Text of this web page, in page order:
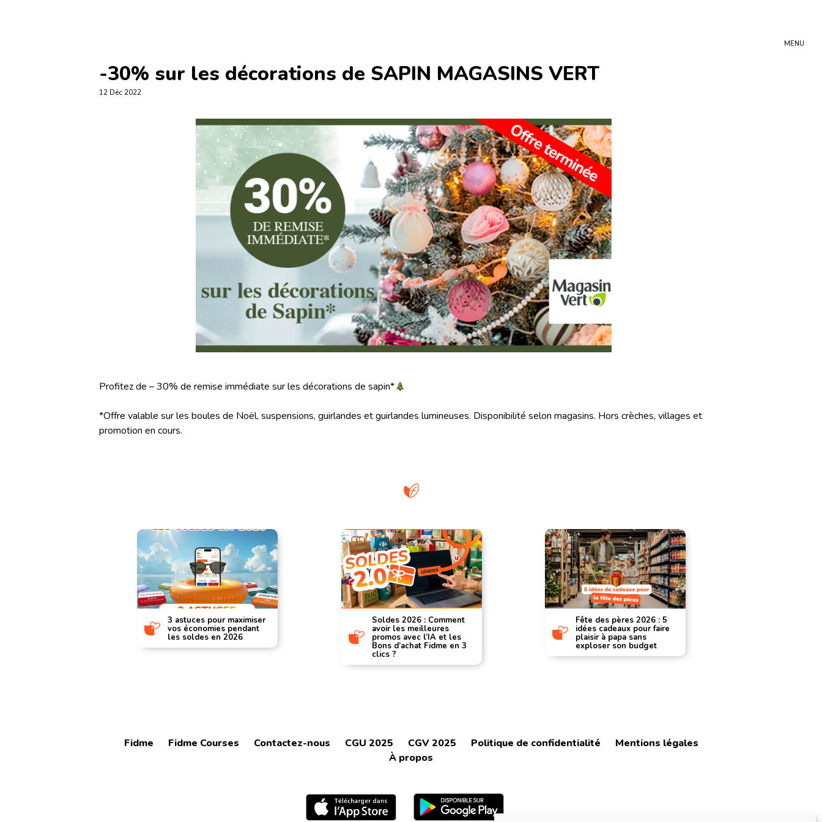
MENU
-30% sur les décorations de SAPIN MAGASINS VERT
12 Déc 2022
Profitez de – 30% de remise immédiate sur les décorations de sapin*
*Offre valable sur les boules de Noël, suspensions, guirlandes et guirlandes lumineuses. Disponibilité selon magasins. Hors crèches, villages et
promotion en cours.
3 astuces pour maximiser
vos économies pendant
les soldes en 2026
Soldes 2026 : Comment
avoir les meilleures
promos avec l’IA et les
Bons d’achat Fidme en 3
clics ?
Fête des pères 2026 : 5
idées cadeaux pour faire
plaisir à papa sans
exploser son budget
Fidme Fidme Courses Contactez-nous CGU 2025 CGV 2025 Politique de confidentialité
Mentions légales
À propos